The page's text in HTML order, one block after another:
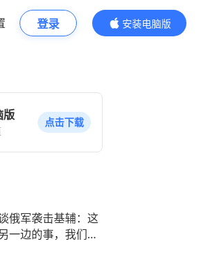
登录
安装电脑版
内容更精彩
版 点击下载
俄军袭击基辅：这
一边的事，我们没